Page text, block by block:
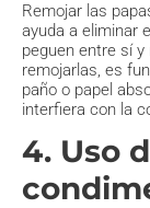
Remojar las
ayuda a eliminar
peguen entre sí
remojarlas, es
paño o papel
interfiera con la
4. Uso